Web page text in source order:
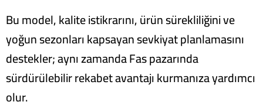
Bu model, kalite istikrarını, ürün sürekliliğini ve
yoğun sezonları kapsayan sevkiyat planlamasını
destekler; aynı zamanda Fas pazarında
sürdürülebilir rekabet avantajı kurmanıza yardımcı
olur.